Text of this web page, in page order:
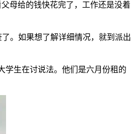
母给的钱快花完了，工作还是没着
。如果想了解详细情况，就到派出
学生在讨说法。他们是六月份租的